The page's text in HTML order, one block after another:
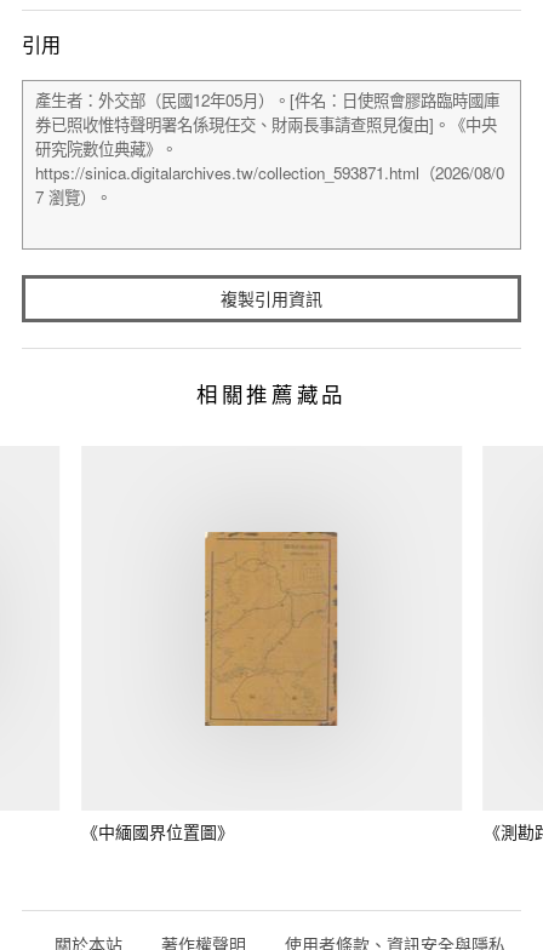
引用
複製引用資訊
相關推薦藏品
《中緬國界位置圖》 《測
關於本站 著作權聲明 使用者條款、資訊安全與隱私